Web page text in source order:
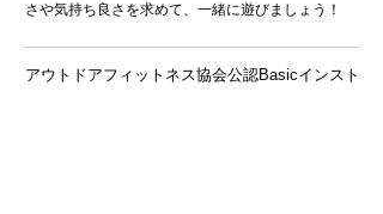
さや気持ち良さを求めて、一緒に遊びましょう！
アウトドアフィットネス協会公認Basicインスト